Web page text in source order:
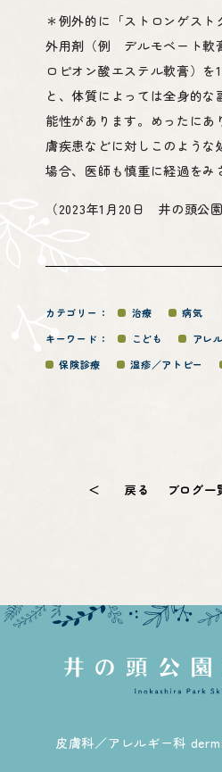
＊例外的に「ストロンゲス
外用剤（例 デルモベート軟
ロピオン酸エステル軟膏）を
と、体質によっては全身的な
能性があります。めったにあ
膚疾患などに対しこのような
場合、医師も慎重に経過をみ
（2023年1月20日 井の頭公
カテゴリー： 治療
病気
キーワード：
こども アレ
保険診療
湿疹／アトピー
＜ 戻る ブログ一
皮膚科／アレルギー科